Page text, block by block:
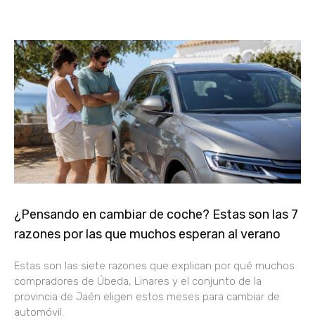
¿Pensando en cambiar de coche? Estas son las 7
razones por las que muchos esperan al verano
Estas son las siete razones que explican por qué muchos
compradores de Úbeda, Linares y el conjunto de la
provincia de Jaén eligen estos meses para cambiar de
automóvil.